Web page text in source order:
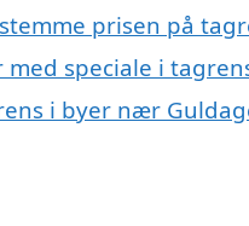
prisen på
speciale i
i byer nær